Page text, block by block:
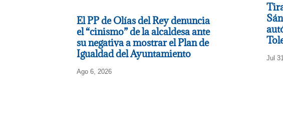
El PP de Olías del Rey denuncia
el “cinismo” de la alcaldesa ante
su negativa a mostrar el Plan de
Igualdad del Ayuntamiento
Ago 6, 2026
Jul